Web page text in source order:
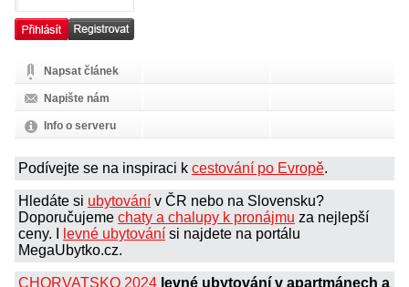
Napsat článek
Napište nám
Info o serveru
Podívejte se na inspiraci k cestování po Evropě.
Hledáte si ubytování v ČR nebo na Slovensku?
Doporučujeme chaty a chalupy k pronájmu za nejlepší
ceny. I
levné ubytování si najdete na portálu
MegaUbytko.cz.
CHORVATSKO 2024 levné ubytování v apartmánech a